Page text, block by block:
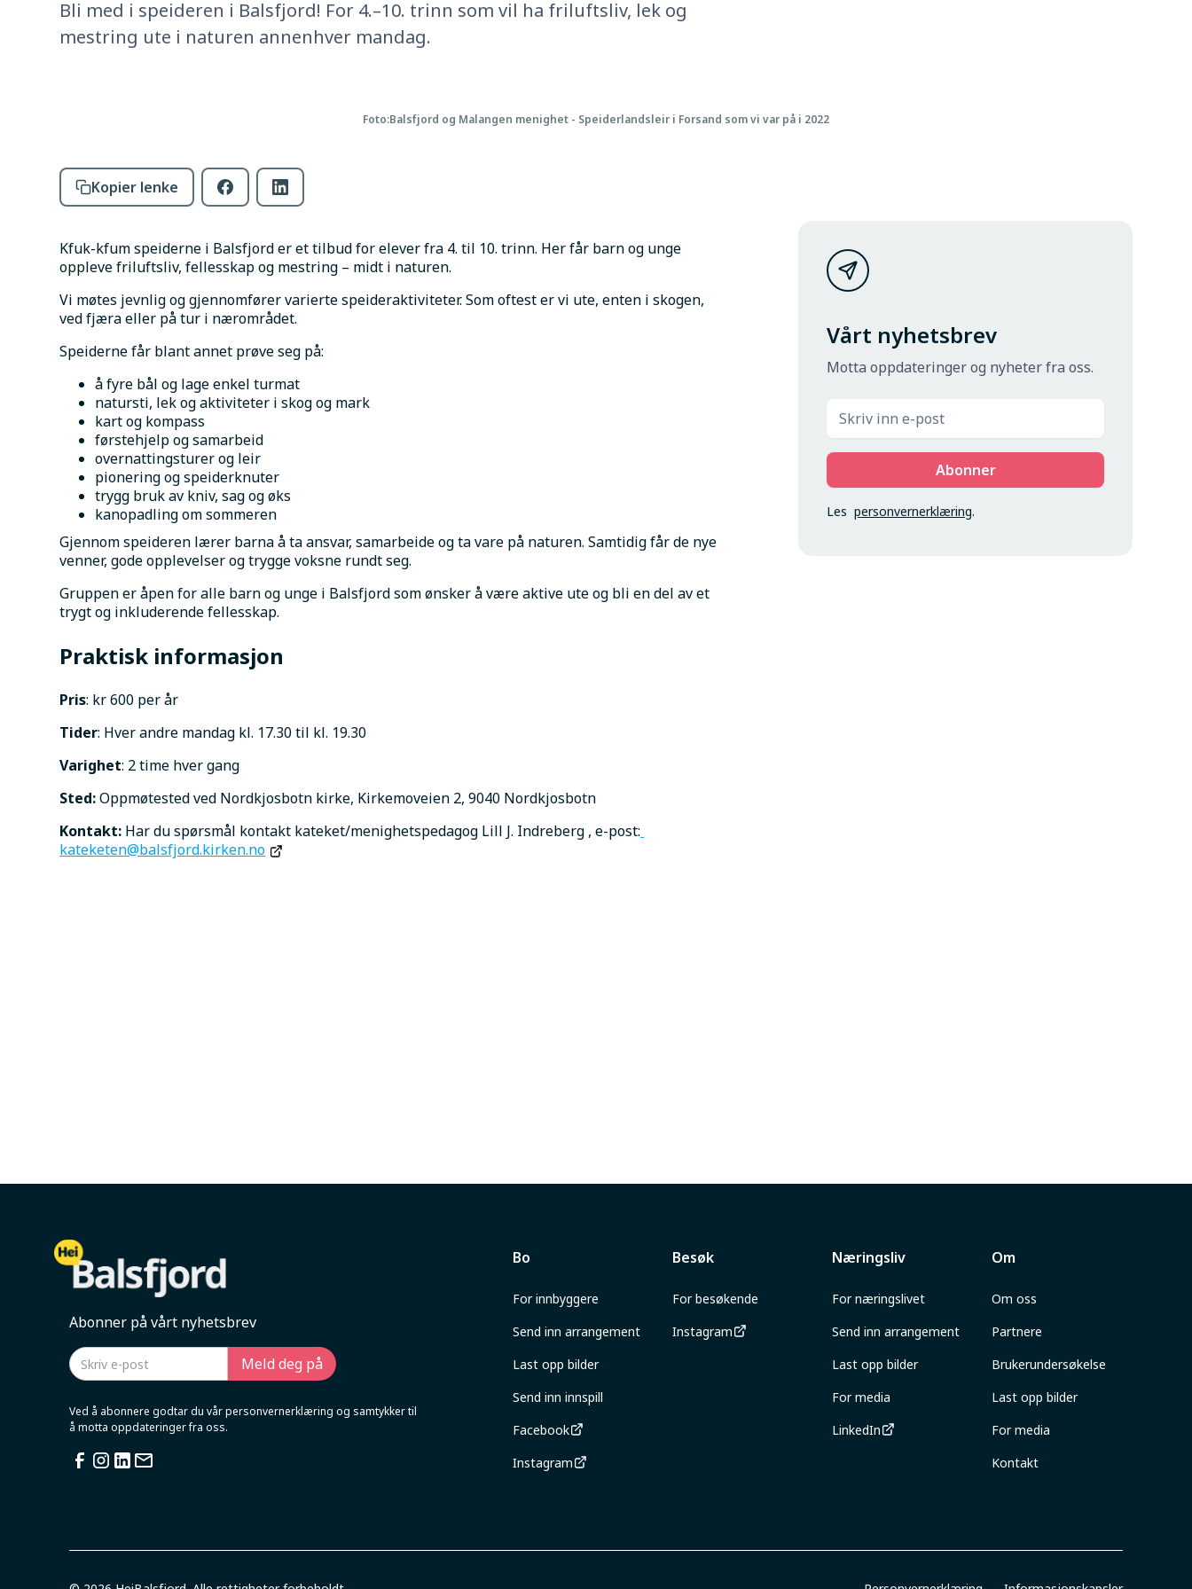
Bli med i speideren i Balsfjord! For 4.–10. trinn som vil ha friluftsliv, lek og
mestring ute i naturen annenhver mandag.
Foto:Balsfjord og Malangen menighet - Speiderlandsleir i Forsand som vi var på i 2022
Kopier lenke
Kfuk-kfum speiderne i Balsfjord er et tilbud for elever fra 4. til 10. trinn. Her får barn og unge
oppleve friluftsliv, fellesskap og mestring – midt i naturen.
Vi møtes jevnlig og gjennomfører varierte speideraktiviteter. Som oftest er vi ute, enten i skogen,
ved fjæra eller på tur i nærområdet.
Speiderne får blant annet prøve seg på:
å fyre bål og lage enkel turmat
natursti, lek og aktiviteter i skog og mark
kart og kompass
førstehjelp og samarbeid
overnattingsturer og leir
pionering og speiderknuter
trygg bruk av kniv, sag og øks
kanopadling om sommeren
Gjennom speideren lærer barna å ta ansvar, samarbeide og ta vare på naturen. Samtidig får de nye
venner, gode opplevelser og trygge voksne rundt seg.
Gruppen er åpen for alle barn og unge i Balsfjord som ønsker å være aktive ute og bli en del av et
trygt og inkluderende fellesskap.
Praktisk informasjon
Pris: kr 600 per år
Tider: Hver andre mandag kl. 17.30 til kl. 19.30
Varighet: 2 time hver gang
Sted: Oppmøtested ved Nordkjosbotn kirke, Kirkemoveien 2, 9040 Nordkjosbotn
Kontakt: Har du spørsmål kontakt kateket/menighetspedagog Lill J. Indreberg , e-post:
kateketen@balsfjord.kirken.no
Vårt nyhetsbrev
Motta oppdateringer og nyheter fra oss.
Lespersonvernerklæring.
Abonner på vårt nyhetsbrev
Ved å abonnere godtar du vår personvernerklæring og samtykker til
å motta oppdateringer fra oss.
Bo
For innbyggere
Send inn arrangement
Last opp bilder
Send inn innspill
Facebook
Instagram
Besøk
For besøkende
Instagram
Næringsliv
For næringslivet
Send inn arrangement
Last opp bilder
For media
LinkedIn
Om
Om oss
Partnere
Brukerundersøkelse
Last opp bilder
For media
Kontakt